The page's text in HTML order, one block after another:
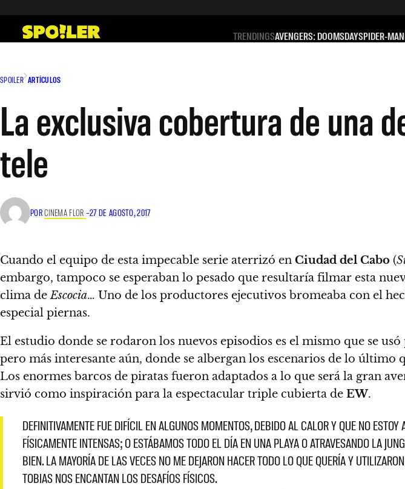
contenido
TRENDINGSAVENGERS: DOOMSDAYSPIDER-MAN
SPOILER ARTÍCULOS
La exclusiva cobertura de una
tele
PORCINEMA FLOR –27 DE AGOSTO, 2017
Cuando el equipo de esta impecable serie aterrizó en Ciudad del Cabo (
embargo, tampoco se esperaban lo pesado que resultaría filmar esta
clima deEscocia… Uno de los productores ejecutivos bromeaba con el
especial piernas.
El estudio donde se rodaron los nuevos episodios es el mismo que se
pero más interesante aún, donde se albergan los escenarios de lo último
Los enormes barcos de piratas fueron adaptados a lo que será la gran
sirvió como inspiración para la espectacular triple cubierta de EW.
DEFINITIVAMENTE FUE DIFÍCIL EN ALGUNOS MOMENTOS, DEBIDO AL CALOR Y QUE NO
FÍSICAMENTE INTENSAS; O ESTÁBAMOS TODO EL DÍA EN UNA PLAYA O ATRAVESANDO LA
BIEN. LA MAYORÍA DE LAS VECES NO ME DEJARON HACER TODO LO QUE QUERÍA Y
TOBIAS NOS ENCANTAN LOS DESAFÍOS FÍSICOS.